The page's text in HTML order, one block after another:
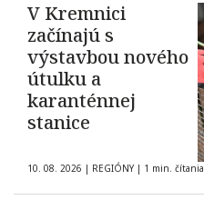
V Kremnici
začínajú s
výstavbou nového
útulku a
karanténnej
stanice
10. 08. 2026 | REGIÓNY | 1 min. čítania